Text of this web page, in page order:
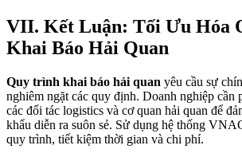
VII. Kết Luận: Tối Ưu Hóa
Khai Báo Hải Quan
Quy trình khai báo hải quan yêu cầu sự
nghiêm ngặt các quy định. Doanh nghiệp cần
các đối tác logistics và cơ quan hải quan để
khẩu diễn ra suôn sẻ. Sử dụng hệ thống
quy trình, tiết kiệm thời gian và chi phí.